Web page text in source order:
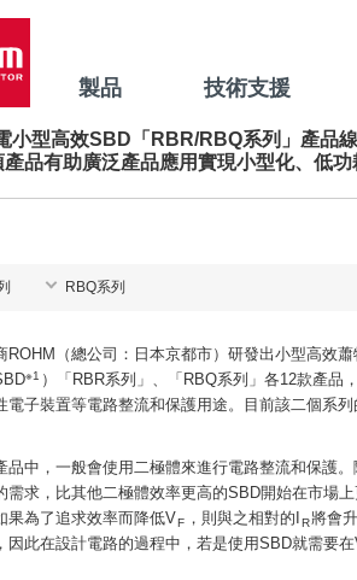
製品 技術支援
小型高效SBD「RBR/RBQ系列」產品
產品有助廣泛產品應用實現小型化、低
RBQ系列
ROHM（總公司：日本京都市）研發出小型高效蕭
※1 ）「RBR系列」、「RBQ系列」各12款產品
電子裝置等電路整流和保護用途。目前該二個系
品中，一般會使用二極體來進行電路整流和保護
需求，比其他二極體效率更高的SBD開始在市場上
果為了追求效率而降低VF ，則與之相對的I R將會
因此在設計電路的過程中，若是使用SBD就需要